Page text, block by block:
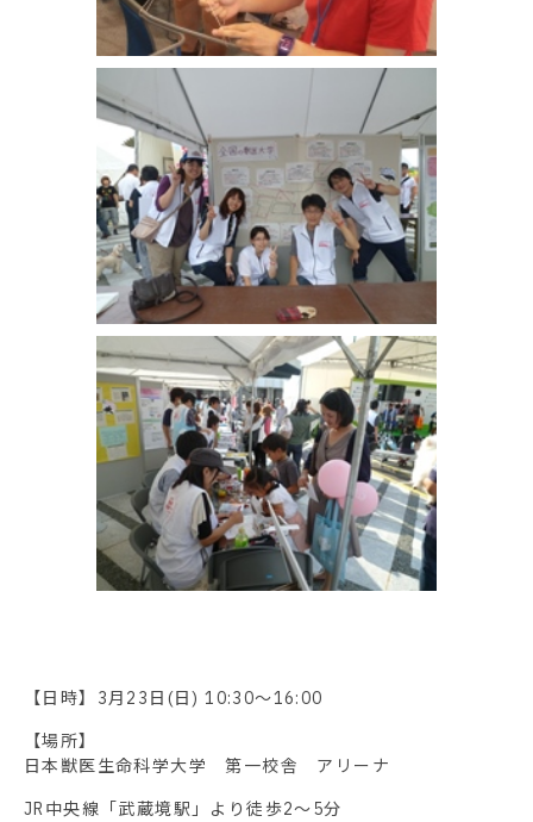
【日時】3月23日(日) 10:30～16:00
【場所】
日本獣医生命科学大学 第一校舎 アリーナ
JR中央線「武蔵境駅」より徒歩2～5分